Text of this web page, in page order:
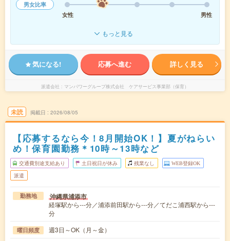
男女比率
女性
男性
もっと見る
気になる! 応募へ進む 詳しく見る
派遣会社 マンパワーグループ株式会社 ケアサービス事業部（保育）
未読 掲載日 2026/08/05
【応募するなら今！8月開始OK！】夏がねらい
め！保育園勤務＊10時～13時など
交通費別途支給あり 土日祝日が休み 残業なし WEB登録OK
派遣
勤務地 沖縄県浦添市
経塚駅から---分／浦添前田駅から---分／てだこ浦西駅から---
分
曜日頻度 週3日～OK（月～金）